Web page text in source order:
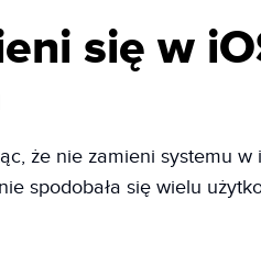
się w
że nie zamieni systemu w
spodobała się wielu